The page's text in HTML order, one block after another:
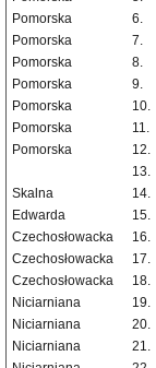
Pomorska
6.
Pomorska
7.
Pomorska
8.
Pomorska
9.
Pomorska
10.
Pomorska
11.
Pomorska
12.
13.
Skalna
14.
Edwarda
15.
Czechosłowacka
16.
Czechosłowacka
17.
Czechosłowacka
18.
Niciarniana
19.
Niciarniana
20.
Niciarniana
21.